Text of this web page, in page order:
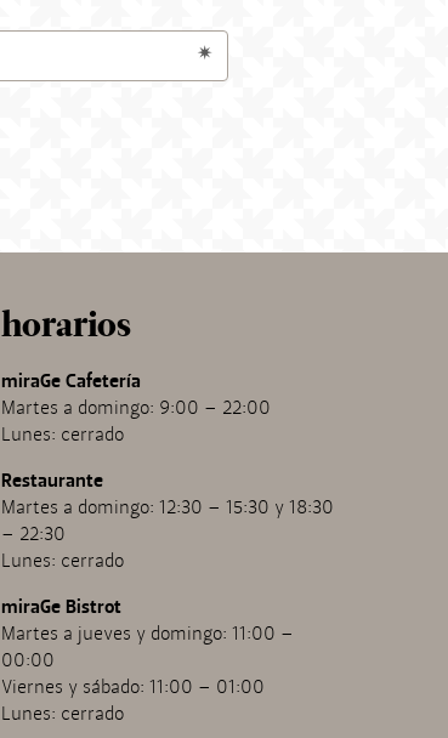
horarios
miraGe Cafetería
Martes a domingo: 9:00 – 22:00
Lunes: cerrado
Restaurante
Martes a domingo: 12:30 – 15:30 y 18:30
– 22:30
Lunes: cerrado
miraGe Bistrot
Martes a jueves y domingo: 11:00 –
00:00
Viernes y sábado: 11:00 – 01:00
Lunes: cerrado